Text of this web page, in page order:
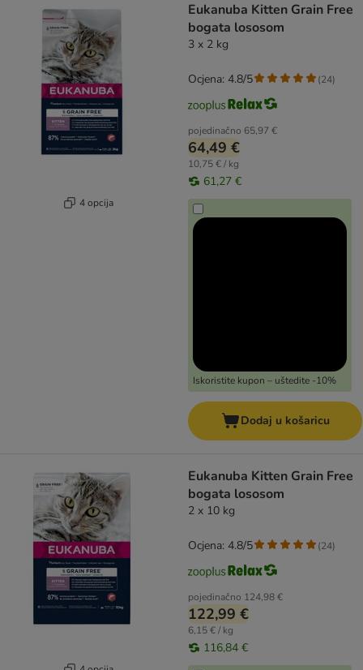
4 opcija
Eukanuba Kitten Grain Free
bogata lososom
3 x 2 kg
pojedinačno 65,97 €
64,49 €
10,75 € / kg
61,27 €
Iskoristite kupon – uštedite -10%
Ocjena: 4.8/5 (24)
Dodaj u košaricu
Eukanuba Kitten Grain Free
bogata lososom
2 x 10 kg
pojedinačno 124,98 €
122,99 €
6,15 € / kg
116,84 €
Ocjena: 4.8/5 (24)